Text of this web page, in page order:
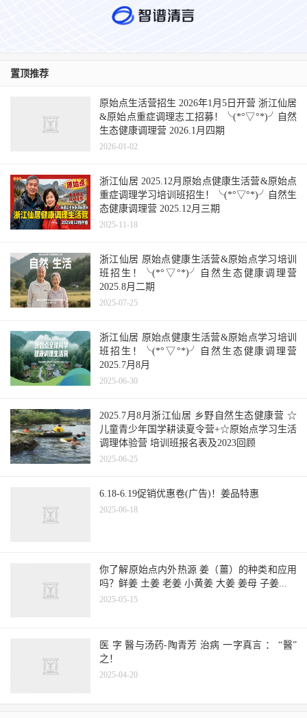
洗
(3) 干姜片：鲜姜片经晒干(注意：若两
用小火炒约25分钟，即制成干姜片。视产
地、品种不同，十斤鲜姜片可制成1.0〜1.
置顶推荐
原始点生活营招生 2026年1月5日开营 浙江仙居
&原始点重症调理志工招募！╰(*°▽°*)╯自然
生态健康调理营 2026.1月四期
2026-01-02
浙江仙居 2025.12月原始点健康生活营&原始点
重症调理学习培训班招生！╰(*°▽°*)╯自然生
态健康调理营 2025.12月三期
2025-11-18
浙江仙居 原始点健康生活营&原始点学习培训
班招生！╰(*°▽°*)╯自然生态健康调理营
2025.8月二期
2025-07-25
浙江仙居 原始点健康生活营&原始点学习培训
班招生！╰(*°▽°*)╯自然生态健康调理营
2025.7月8月
2025-06-30
2025.7月8月浙江仙居 乡野自然生态健康营 ☆
儿童青少年国学耕读夏令营+☆原始点学习生活
调理体验营 培训班报名表及2023回顾
2025-06-25
6.18-6.19促销优惠卷(广告)！姜品特惠
2025-06-18
你了解原始点内外热源 姜（薑）的种类和应用
吗？鲜姜 土姜 老姜 小黄姜 大姜 姜母 子姜...
2025-05-15
医 字 醫与汤药-陶青芳 治病 一字真言 ： “醫”
之！
2025-04-20